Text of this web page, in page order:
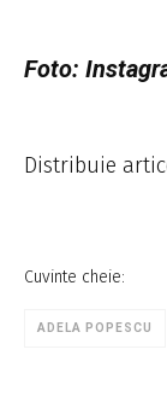
Foto:
Distribuie
Cuvinte cheie:
ADELA POPESCU